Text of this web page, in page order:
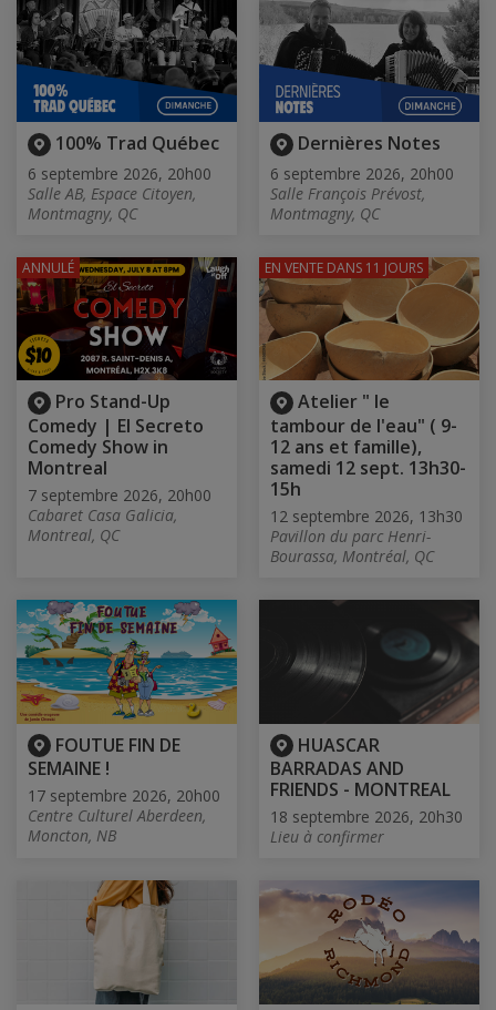
100% Trad Québec
6 septembre 2026, 20h00
Salle AB, Espace Citoyen,
Montmagny, QC
Dernières Notes
6 septembre 2026, 20h00
Salle François Prévost,
Montmagny, QC
Pro Stand-Up
Comedy | El Secreto
Comedy Show in
Montreal
7 septembre 2026, 20h00
Cabaret Casa Galicia,
Montreal, QC
ANNULÉ
Atelier " le
tambour de l'eau" ( 9-
12 ans et famille),
samedi 12 sept. 13h30-
15h
12 septembre 2026, 13h30
Pavillon du parc Henri-
Bourassa, Montréal, QC
EN VENTE DANS 11 JOURS
FOUTUE FIN DE
SEMAINE !
17 septembre 2026, 20h00
Centre Culturel Aberdeen,
Moncton, NB
HUASCAR
BARRADAS AND
FRIENDS - MONTREAL
18 septembre 2026, 20h30
Lieu à confirmer